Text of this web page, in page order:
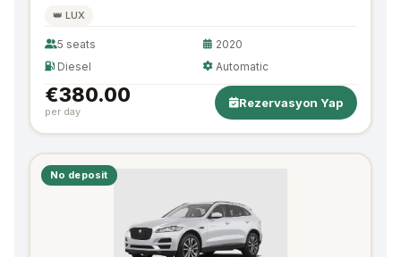
👑 LUX
5 seats
2020
Diesel
Automatic
€380.00
per day
Rezervasyon Yap
No deposit